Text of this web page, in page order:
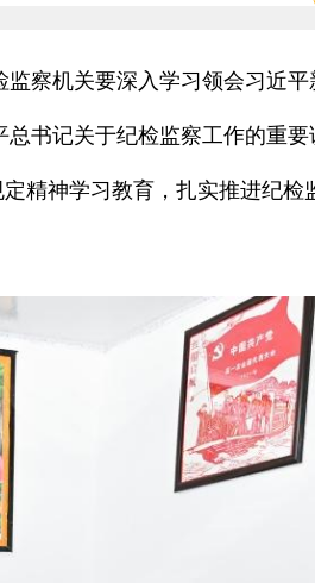
察机关要深入学习领会习近
书记关于纪检监察工作的重
精神学习教育，扎实推进纪检